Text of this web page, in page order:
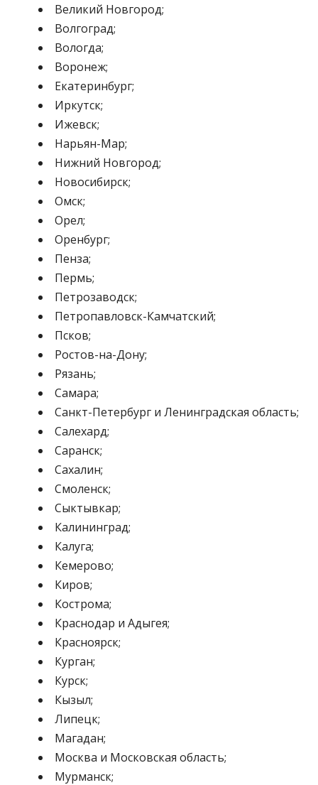
Великий Новгород;
Волгоград;
Вологда;
Воронеж;
Екатеринбург;
Иркутск;
Ижевск;
Нарьян-Мар;
Нижний Новгород;
Новосибирск;
Омск;
Орел;
Оренбург;
Пенза;
Пермь;
Петрозаводск;
Петропавловск-Камчатский;
Псков;
Ростов-на-Дону;
Рязань;
Самара;
Санкт-Петербург и Ленинградская область;
Салехард;
Саранск;
Сахалин;
Смоленск;
Сыктывкар;
Калининград;
Калуга;
Кемерово;
Киров;
Кострома;
Краснодар и Адыгея;
Красноярск;
Курган;
Курск;
Кызыл;
Липецк;
Магадан;
Москва и Московская область;
Мурманск;